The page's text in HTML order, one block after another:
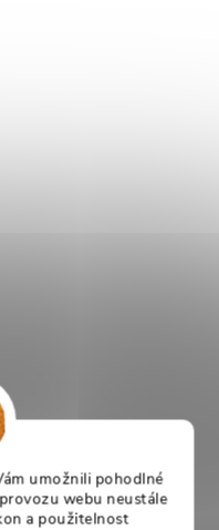
umožnili pohodlné
webu neustále
a použitelnost